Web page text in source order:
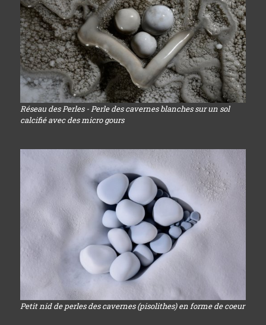
Réseau des Perles - Perle des cavernes blanches sur un sol
calcifié avec des micro gours
Petit nid de perles des cavernes (pisolithes) en forme de coeur